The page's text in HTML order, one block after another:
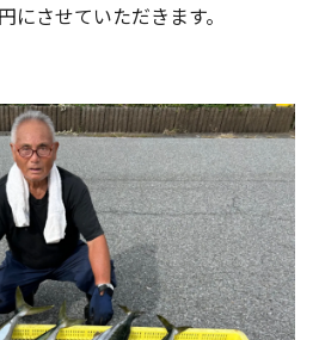
にさせていただきます。